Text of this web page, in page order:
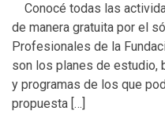
Conocé todas las
de manera gratuita por el
Profesionales de la
son los planes de estudio,
y programas de los que
propuesta […]